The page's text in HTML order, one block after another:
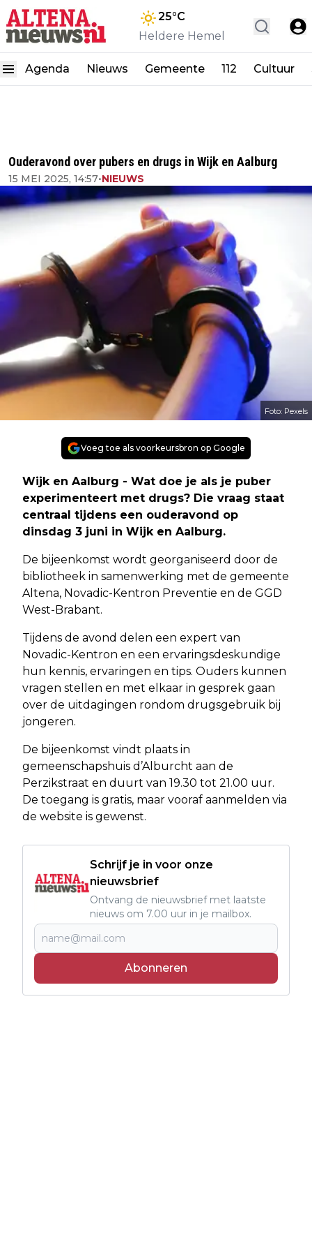
25°C
Heldere Hemel
Agenda Nieuws Gemeente 112 Cultuur
Ouderavond over pubers en drugs in Wijk en Aalburg
15 MEI 2025, 14:57•NIEUWS
Foto: Pexels
Voeg toe als voorkeursbron op Google
Wijk en Aalburg - Wat doe je als je puber
experimenteert met drugs? Die vraag staat
centraal tijdens een ouderavond op
dinsdag 3 juni in Wijk en Aalburg.
De bijeenkomst wordt georganiseerd door de
bibliotheek in samenwerking met de gemeente
Altena, Novadic-Kentron Preventie en de GGD
West-Brabant.
Tijdens de avond delen een expert van
Novadic-Kentron en een ervaringsdeskundige
hun kennis, ervaringen en tips. Ouders kunnen
vragen stellen en met elkaar in gesprek gaan
over de uitdagingen rondom drugsgebruik bij
jongeren.
De bijeenkomst vindt plaats in
gemeenschapshuis d’Alburcht aan de
Perzikstraat en duurt van 19.30 tot 21.00 uur.
De toegang is gratis, maar vooraf aanmelden via
de website is gewenst.
Schrijf je in voor onze
nieuwsbrief
Ontvang de nieuwsbrief met laatste
nieuws om 7.00 uur in je mailbox.
Abonneren